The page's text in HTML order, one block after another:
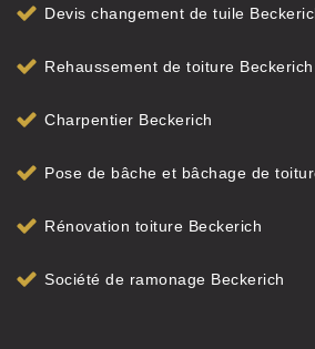
Devis changement de tuile
Rehaussement de toiture Beckerich
Charpentier Beckerich
Pose de bâche et bâchage de
Rénovation toiture Beckerich
Société de ramonage Beckerich